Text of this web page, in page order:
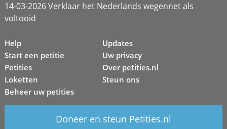
14-03-2026 Verklaar het Nederlands wegennet als
voltooid
Help
Start een petitie
Petities
Loketten
Beheer uw petities
Updates
Uw privacy
Over petities.nl
Steun ons
Doneer en steun Petities.nl